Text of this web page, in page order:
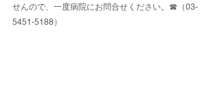
せんので、一度病院にお問合せください。☎︎（03-
5451-5188）